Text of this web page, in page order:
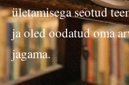
ületamisega seotud
ja oled oodatud oma
jagama.